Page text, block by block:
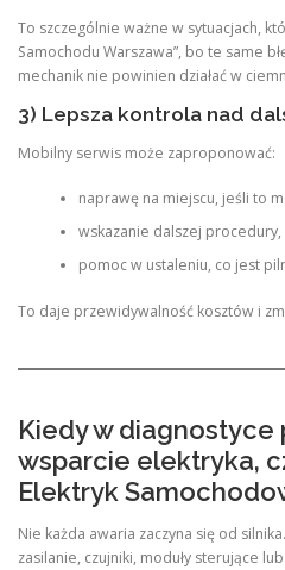
To szczególnie ważne w sytuacjach,
Samochodu Warszawa”, bo te same
mechanik nie powinien działać w
3) Lepsza kontrola nad
Mobilny serwis może zaproponować:
naprawę na miejscu, jeśli to
wskazanie dalszej procedury,
pomoc w ustaleniu, co jest
To daje przewidywalność kosztów i
Kiedy w diagnostyce
wsparcie elektryka,
Elektryk
Nie każda awaria zaczyna się od
zasilanie, czujniki, moduły sterujące